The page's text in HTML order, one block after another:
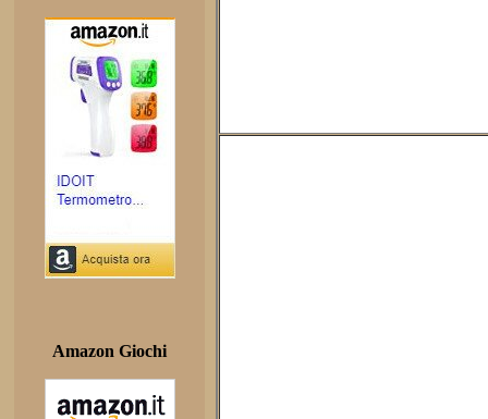
Amazon Giochi